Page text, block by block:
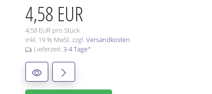
4,58 EUR
4,58 EUR pro Stück
inkl. 19 % MwSt. zzgl. Versandkosten
Lieferzeit: 3-4 Tage*